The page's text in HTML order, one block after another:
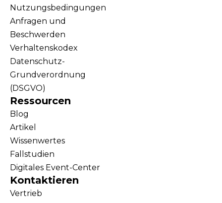
Nutzungsbedingungen
Anfragen und
Beschwerden
Verhaltenskodex
Datenschutz-
Grundverordnung
(DSGVO)
Ressourcen
Blog
Artikel
Wissenwertes
Fallstudien
Digitales Event-Center
Kontaktieren
Vertrieb